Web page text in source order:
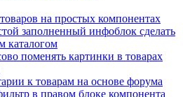
на простых компонентах
заполненный инфоблок сделать
каталогом
поменять картинки в товарах
к товарам на основе форума
в правом блоке компонента